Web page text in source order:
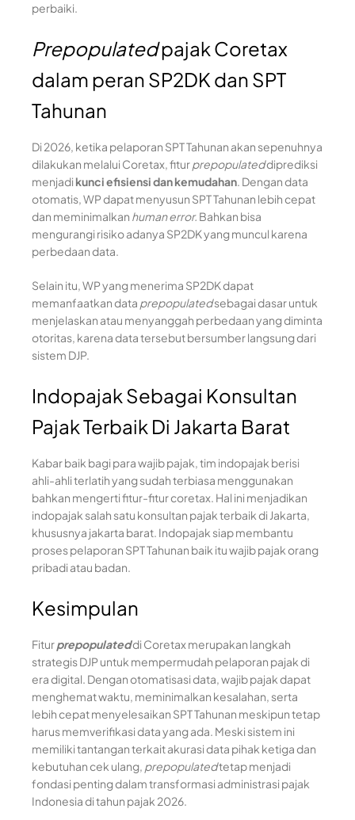
perbaiki.
Prepopulatedpajak Coretax
dalam peran SP2DK dan SPT
Tahunan
Di 2026, ketika pelaporan SPT Tahunan akan sepenuhnya
dilakukan melalui Coretax, fiturprepopulateddiprediksi
menjadi kunci efisiensi dan kemudahan. Dengan data
otomatis, WP dapat menyusun SPT Tahunan lebih cepat
dan meminimalkan human error. Bahkan bisa
mengurangi risiko adanya SP2DK yang muncul karena
perbedaan data.
Selain itu, WP yang menerima SP2DK dapat
memanfaatkan data prepopulatedsebagai dasar untuk
menjelaskan atau menyanggah perbedaan yang diminta
otoritas, karena data tersebut bersumber langsung dari
sistem DJP.
Indopajak Sebagai Konsultan
Pajak Terbaik Di Jakarta Barat
Kabar baik bagi para wajib pajak, tim indopajak berisi
ahli-ahli terlatih yang sudah terbiasa menggunakan
bahkan mengerti fitur-fitur coretax. Hal ini menjadikan
indopajak salah satu konsultan pajak terbaik di Jakarta,
khususnya jakarta barat. Indopajak siap membantu
proses pelaporan SPT Tahunan baik itu wajib pajak orang
pribadi atau badan.
Kesimpulan
Fiturprepopulateddi Coretax merupakan langkah
strategis DJP untuk mempermudah pelaporan pajak di
era digital. Dengan otomatisasi data, wajib pajak dapat
menghemat waktu, meminimalkan kesalahan, serta
lebih cepat menyelesaikan SPT Tahunan meskipun tetap
harus memverifikasi data yang ada. Meski sistem ini
memiliki tantangan terkait akurasi data pihak ketiga dan
kebutuhan cek ulang, prepopulatedtetap menjadi
fondasi penting dalam transformasi administrasi pajak
Indonesia di tahun pajak 2026.